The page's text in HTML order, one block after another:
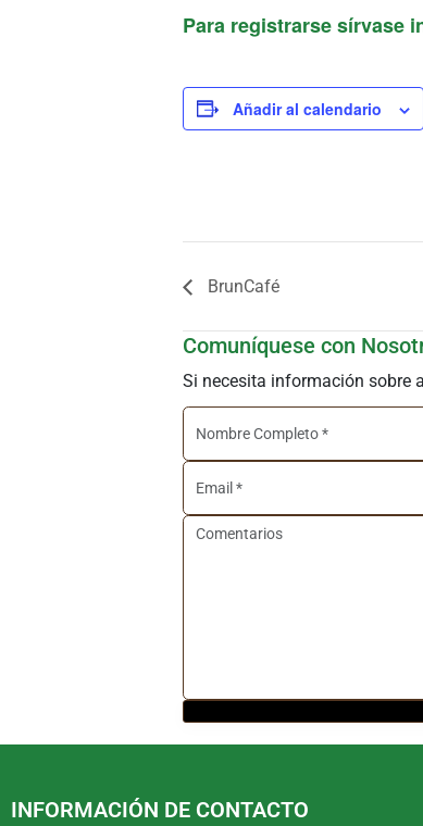
Para registrarse sírvase
Añadir al calendario
BrunCafé
Comuníquese con
Si necesita información sobre
INFORMACIÓN DE CONTACTO